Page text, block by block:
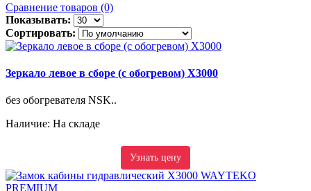
Сравнение товаров (0)
Показывать:
Сортировать:
Зеркало левое в сборе (с обогревом) X3000
без обогревателя NSK..
Наличие: На складе
Узнать цену